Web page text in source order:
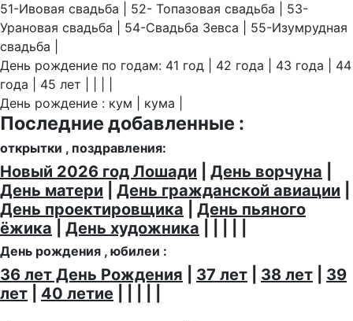
51-Ивовая свадьба | 52- Топазовая свадьба | 53-
Урановая свадьба | 54-Свадьба Зевса | 55-Изумрудная
свадьба |
День рождение по годам: 41 год | 42 года | 43 года | 44
года | 45 лет | | | |
День рождение : кум | кума |
Последние добавленные :
открытки , поздравления:
Новый 2026 год Лошади День ворчуна
День матери
День гражданской авиации
День проектировщика
День пьяного
ёжика
День художника
День рождения , юбилеи :
36 лет День Рождения 37 лет 38 лет
39
лет
40 летие